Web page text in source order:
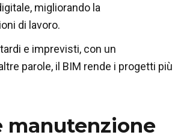
migliorando la
di lavoro.
e imprevisti, con un
parole, il BIM rende i progetti più
manutenzione